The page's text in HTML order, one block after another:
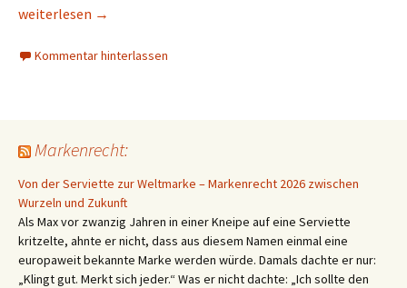
Bedeutende Entscheidungen zum Markenrecht aus 2024
weiterlesen →
Kommentar hinterlassen
Markenrecht:
Von der Serviette zur Weltmarke – Markenrecht 2026 zwischen
Wurzeln und Zukunft
Als Max vor zwanzig Jahren in einer Kneipe auf eine Serviette
kritzelte, ahnte er nicht, dass aus diesem Namen einmal eine
europaweit bekannte Marke werden würde. Damals dachte er nur:
„Klingt gut. Merkt sich jeder.“ Was er nicht dachte: „Ich sollte den